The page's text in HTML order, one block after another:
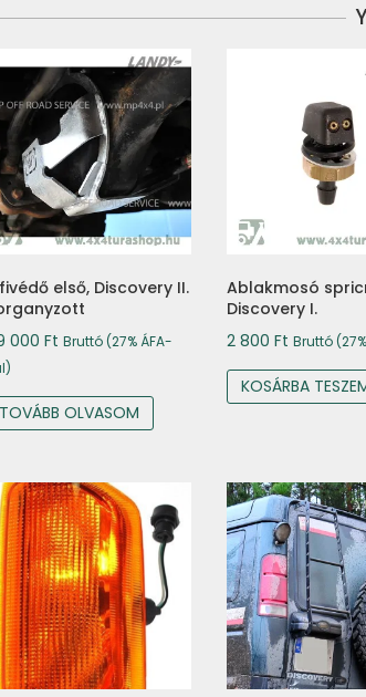
első, Discovery II.
000 Ft Bruttó (27% ÁFA-
TOVÁBB OLVASOM
Ablakmosó
Discovery I.
2 800 Ft Bruttó
KOSÁRBA